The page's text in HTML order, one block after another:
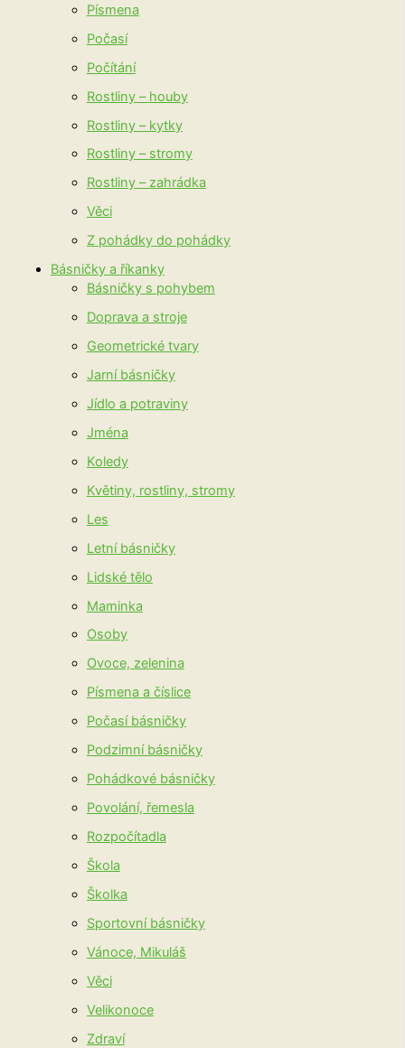
Písmena
Počasí
Počítání
Rostliny – houby
Rostliny – kytky
Rostliny – stromy
Rostliny – zahrádka
Věci
Z pohádky do pohádky
Básničky a říkanky
Básničky s pohybem
Doprava a stroje
Geometrické tvary
Jarní básničky
Jídlo a potraviny
Jména
Koledy
Květiny, rostliny, stromy
Les
Letní básničky
Lidské tělo
Maminka
Osoby
Ovoce, zelenina
Písmena a číslice
Počasí básničky
Podzimní básničky
Pohádkové básničky
Povolání, řemesla
Rozpočítadla
Škola
Školka
Sportovní básničky
Vánoce, Mikuláš
Věci
Velikonoce
Zdraví